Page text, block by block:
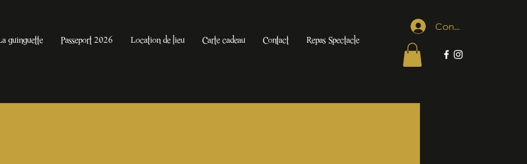
Connexion
guinguette Passeport 2026 Location de lieu Carte cadeau Contact Repas Spectacle